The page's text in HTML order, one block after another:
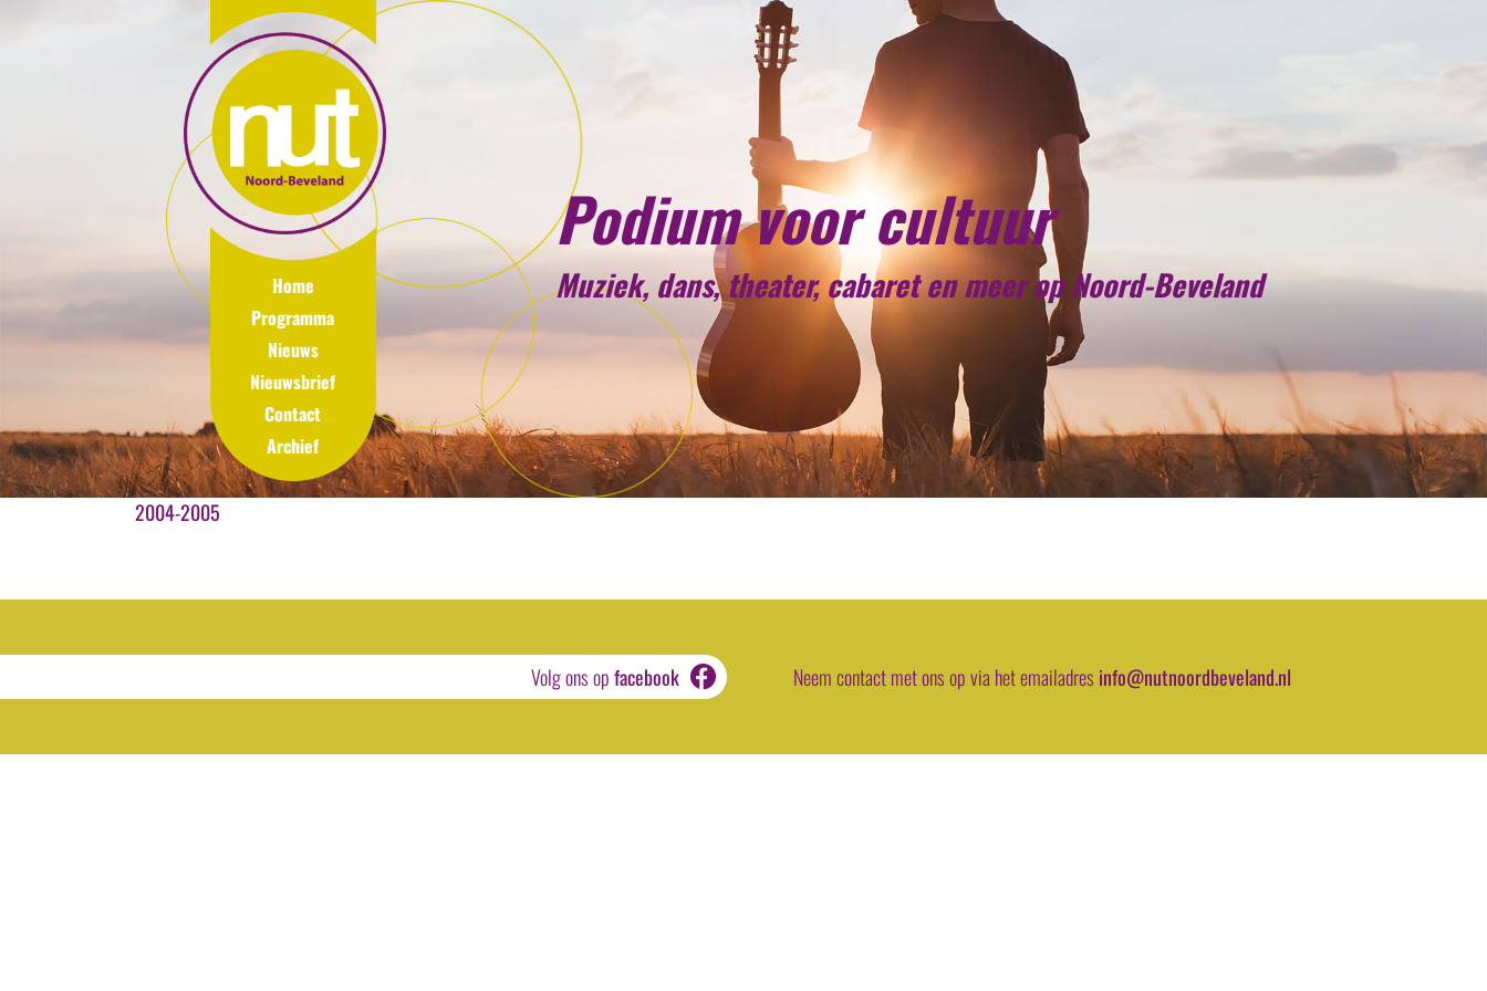
Home
Programma
Nieuws
Nieuwsbrief
Contact
Archief
Podium voor cultuur
Muziek, dans, theater, cabaret en meer op Noord-Beveland
2004-2005
Volg ons opfacebook Neem contact met ons op via het emailadres info@nutnoordbeveland.nl